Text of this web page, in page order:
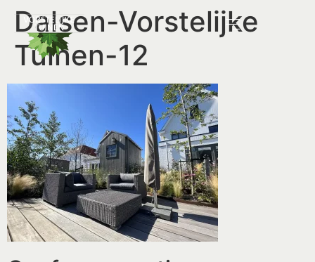
Dalsen-Vorstelijke
Tuinen-12